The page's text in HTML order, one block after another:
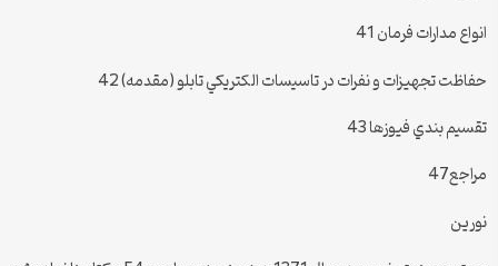
انواع مدارات فرمان 41
حفاظت تجهيزات و نفرات در تاسيسات الكتريكي تابلو (مقدمه) 42
تقسيم بندي فيوزها 43
مراجع47
نورین